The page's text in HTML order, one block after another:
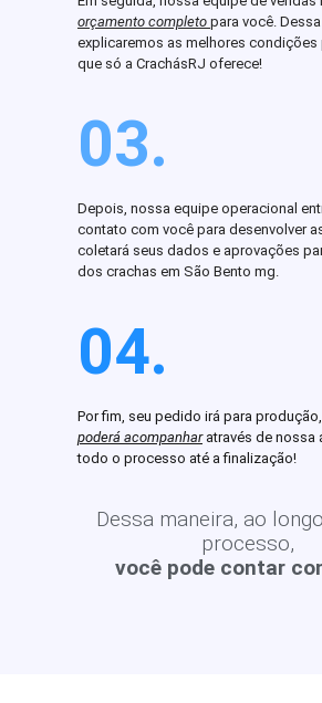
orçamento completo para você.
explicaremos as melhores condições
que só a CrachásRJ oferece!
03.
Depois, nossa equipe operacional
contato com você para desenvolver
coletará seus dados e aprovações
dos crachas em São Bento mg.
04.
Por fim, seu pedido irá para
poderá acompanharatravés de nossa
todo o processo até a finalização!
Dessa maneira, ao
processo,
você pode contar